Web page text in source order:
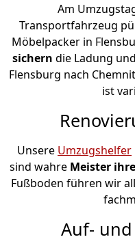
Am
Transportfahrzeug
Möbelpacker in
sichern die Ladung
Flensburg nach
ist
Unsere Umzugshelfer
sind wahre Meister
Fußboden führen wir
Auf-